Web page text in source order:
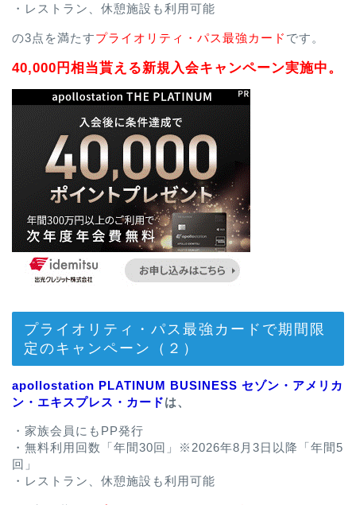
・レストラン、休憩施設も利用可能
の3点を満たすプライオリティ・パス最強カード です。
40,000円相当貰える新規入会キャンペーン実施中。
プライオリティ・パス最強カードで期間限
定のキャンペーン（２）
apollostation PLATINUM BUSINESS セゾン・アメリカ
ン・エキスプレス・カードは、
・家族会員にもPP発行
・無料利用回数「年間30回」※2026年8月3日以降「年間5
回」
・レストラン、休憩施設も利用可能